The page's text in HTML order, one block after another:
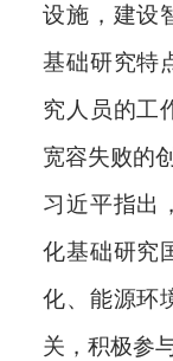
设施，建设
基础研究特
究人员的工
宽容失败的
习近平指出
化基础研究
化、能源环
关，积极参